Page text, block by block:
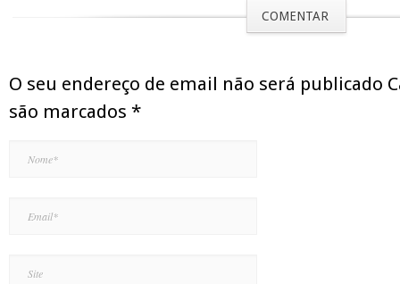
COMENTAR
O seu endereço de email não será publicado
são marcados *